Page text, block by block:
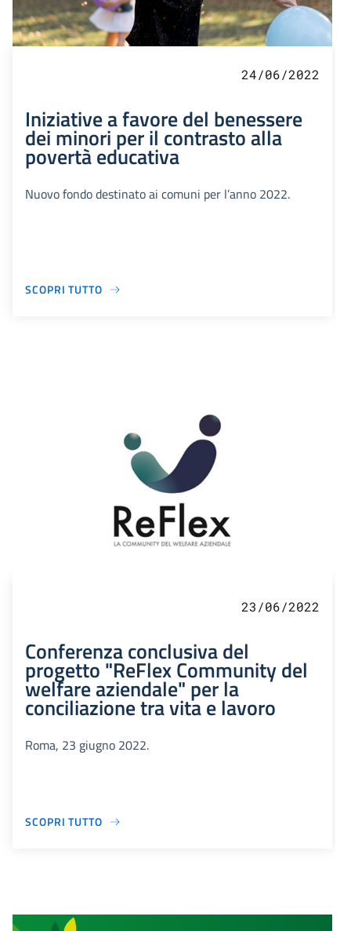
24/06/2022
Iniziative a favore del benessere
dei minori per il contrasto alla
povertà educativa
Nuovo fondo destinato ai comuni per l’anno 2022.
SCOPRI TUTTO
23/06/2022
Conferenza conclusiva del
progetto "ReFlex Community del
welfare aziendale" per la
conciliazione tra vita e lavoro
Roma, 23 giugno 2022.
SCOPRI TUTTO